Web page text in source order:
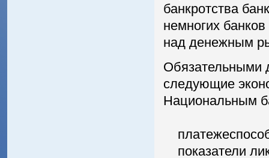
банкротства
немногих
над денежным
Обязательными
следующие
Национальным
показатели